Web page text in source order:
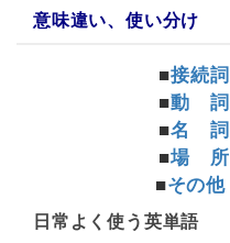
意味違い、使い分け
■接続詞
■動 詞
■名 詞
■場 所
■その他
日常よく使う英単語